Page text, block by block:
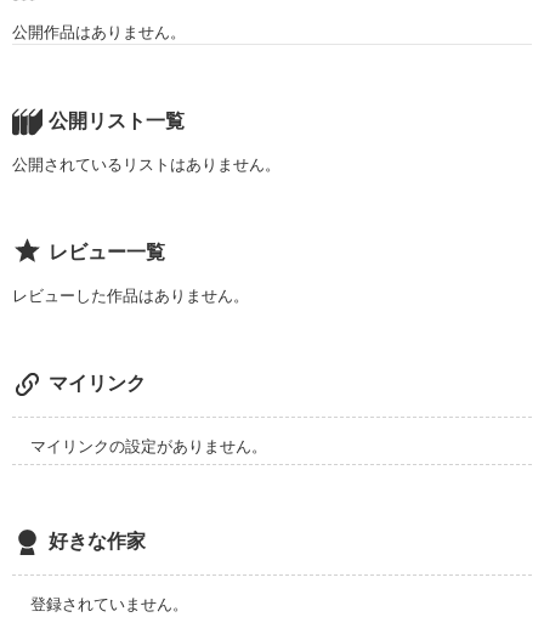
公開作品はありません。
公開リスト一覧
公開されているリストはありません。
レビュー一覧
レビューした作品はありません。
マイリンク
マイリンクの設定がありません。
好きな作家
登録されていません。